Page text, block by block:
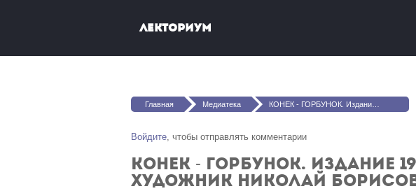
Лекториум
Вы здесь
Главная Медиатека КОНЕК - ГОРБУНОК. Издание 1934. Комментарий М.К. Азадовского. Художник Николай Борисович Розенфельт
Войдите, чтобы отправлять комментарии
КОНЕК - ГОРБУНОК. Издание
Художник Николай